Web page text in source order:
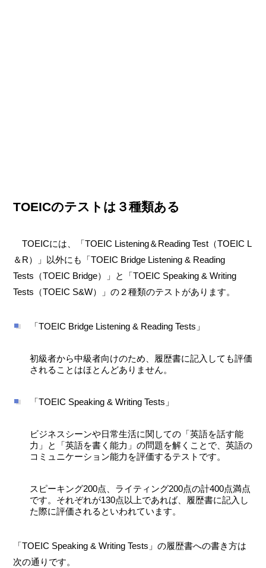
TOEICのテストは３種類ある
TOEICには、「TOEIC Listening＆Reading Test（TOEIC L
＆R）」以外にも「TOEIC Bridge Listening & Reading
Tests（TOEIC Bridge）」と「TOEIC Speaking & Writing
Tests（TOEIC S&W）」の２種類のテストがあります。
「TOEIC Bridge Listening & Reading Tests」
初級者から中級者向けのため、履歴書に記入しても評価
されることはほとんどありません。
「TOEIC Speaking & Writing Tests」
ビジネスシーンや日常生活に関しての「英語を話す能
力」と「英語を書く能力」の問題を解くことで、英語の
コミュニケーション能力を評価するテストです。
スピーキング200点、ライティング200点の計400点満点
です。それぞれが130点以上であれば、履歴書に記入し
た際に評価されるといわれています。
「TOEIC Speaking & Writing Tests」の履歴書への書き方は
次の通りです。